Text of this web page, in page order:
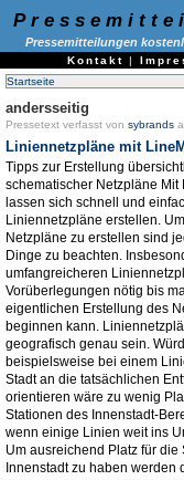
Pressemitteilungen
Kontakt |
Startseite
andersseitig
Pressetext verfasst von sybrands
Liniennetzpläne mit
Tipps zur Erstellung
schematischer Netzpläne Mit
lassen sich schnell und
Liniennetzpläne erstellen.
Netzpläne zu erstellen sind
Dinge zu beachten.
umfangreicheren
Vorüberlegungen nötig bis
eigentlichen Erstellung des
beginnen kann.
geografisch genau sein.
beispielsweise bei einem
Stadt an die tatsächlichen
orientieren wäre zu wenig
Stationen des Innenstadt-
wenn einige Linien weit ins
Um ausreichend Platz für die
Innenstadt zu haben werden